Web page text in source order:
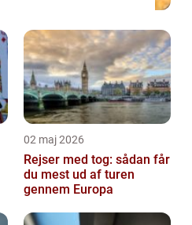
02 maj 2026
Rejser med tog: sådan får
du mest ud af turen
gennem Europa